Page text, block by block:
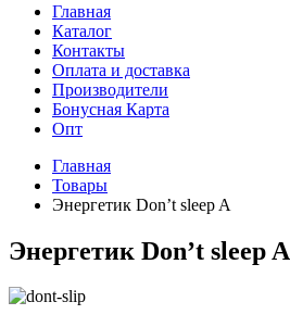
Главная
Каталог
Контакты
Оплата и доставка
Производители
Бонусная Карта
Опт
Главная
Товары
Энергетик Don’t sleep A
Энергетик Don’t sleep A